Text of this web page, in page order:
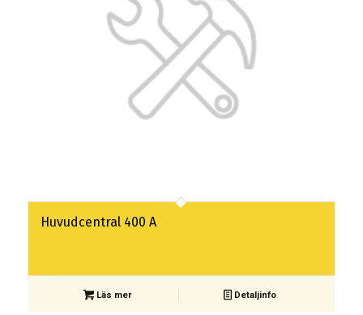
Huvudcentral 400 A
Läs mer Detaljinfo